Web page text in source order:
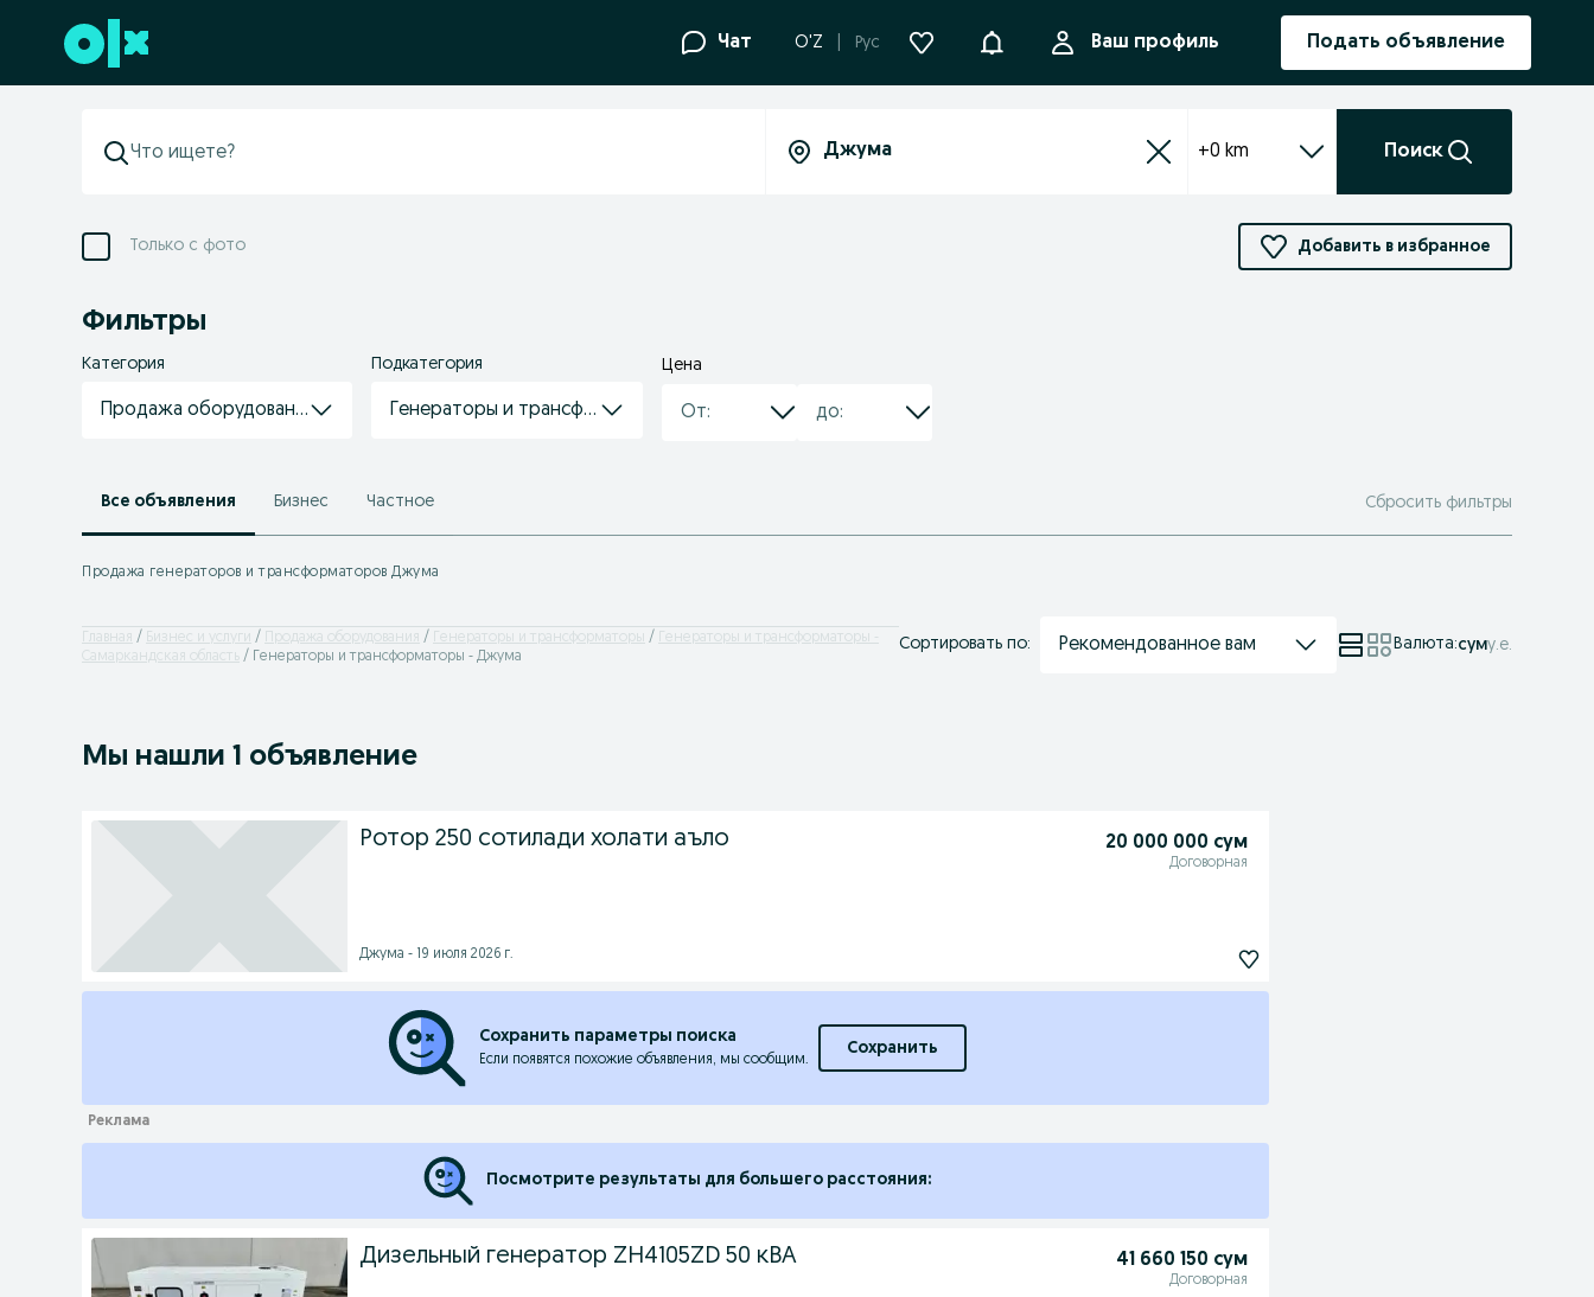
Перейти к нижнему колонтитулу Чат O'Z Рус УведомленияВаш профиль Подать объявление
+0 km Поиск
Только с фото Добавить в избранное
Фильтры
Категория
Продажа оборудования
Подкатегория
Генераторы и трансформаторы
Цена
Все объявления Бизнес Частное Сбросить фильтры
Продажа генераторов и трансформаторов Джума
Главная Бизнес и услуги Продажа оборудования Генераторы и трансформаторы
Генераторы и трансформаторы -
Самаркандская область
Генераторы и трансформаторы - Джума
Сортировать по: Рекомендованное вам Валюта:суму.е.
Мы нашли 1 объявление
Ротор 250 сотилади холати аъло 20 000 000 сум
Договорная
Джума - 19 июля 2026 г.
Сохранить параметры поиска
Если появятся похожие объявления, мы сообщим.
Сохранить
Посмотрите результаты для большего расстояния:
Дизельный генератор ZH4105ZD 50 кВА 41 660 150 сум
Договорная